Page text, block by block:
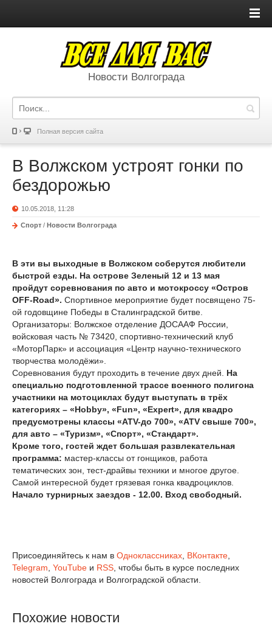
Новости Волгограда
Полная версия сайта
В Волжском устроят гонки по
бездорожью
10.05.2018, 11:28
Спорт / Новости Волгограда
В эти вы выходные в Волжском соберутся любители
быстрой езды. На острове Зеленый 12 и 13 мая
пройдут соревнования по авто и мотокроссу «Остров
OFF-Road». Спортивное мероприятие будет посвящено 75-
ой годовщине Победы в Сталинградской битве.
Организаторы: Волжское отделение ДОСААФ России,
войсковая часть № 73420, спортивно-технический клуб
«МоторПарк» и ассоциация «Центр научно-технического
творчества молодёжи».
Соревнования будут проходить в течение двух дней. На
специально подготовленной трассе военного полигона
участники на мотоциклах будут выступать в трёх
категориях – «Hobby», «Fun», «Expert», для квадро
предусмотрены классы «ATV-до 700», «ATV свыше 700»,
для авто – «Туризм», «Спорт», «Стандарт».
Кроме того, гостей ждет большая развлекательная
программа: мастер-классы от гонщиков, работа
тематических зон, тест-драйвы техники и многое другое.
Самой интересной будет грязевая гонка квадроциклов.
Начало турнирных заездов - 12.00. Вход свободный.
Присоединяйтесь к нам в Одноклассниках ВКонтакте
Telegram YouTube и RSS , чтобы быть в курсе последних
новостей Волгограда и Волгоградской области.
Похожие новости